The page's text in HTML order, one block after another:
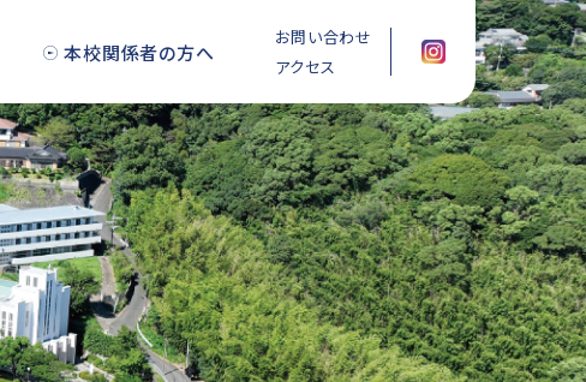
本校関係者の方へ
お問い合わせ
アクセス